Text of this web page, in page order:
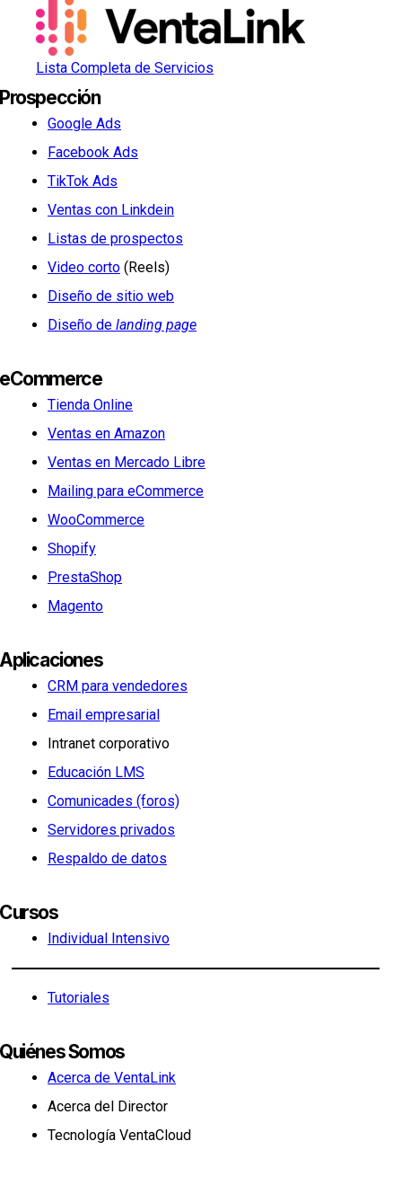
Lista Completa de Servicios
Prospección
Google Ads
Facebook Ads
TikTok Ads
Ventas con Linkdein
Listas de prospectos
Video corto (Reels)
Diseño de sitio web
Diseño de landing page
eCommerce
Tienda Online
Ventas en Amazon
Ventas en Mercado Libre
Mailing para eCommerce
WooCommerce
Shopify
PrestaShop
Magento
Aplicaciones
CRM para vendedores
Email empresarial
Intranet corporativo
Educación LMS
Comunicades (foros)
Servidores privados
Respaldo de datos
Cursos
Individual Intensivo
Tutoriales
Quiénes Somos
Acerca de VentaLink
Acerca del Director
Tecnología VentaCloud